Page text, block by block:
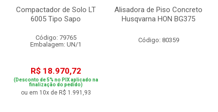
Compactador de Solo LT
6005 Tipo Sapo
Código: 79765
Embalagem: UN/1
R$ 18.970,72
(Desconto de 5% no PIX aplicado na
finalização do pedido)
ou em 10x de R$ 1.991,93
Alisadora de Piso Concreto
Husqvarna HON BG375
Código: 80359